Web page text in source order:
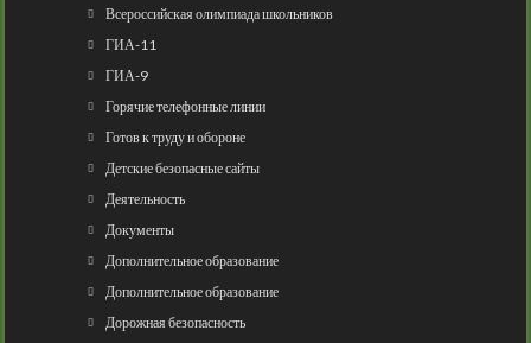
Всероссийская олимпиада школьников
ГИА-11
ГИА-9
Горячие телефонные линии
Готов к труду и обороне
Детские безопасные сайты
Деятельность
Документы
Дополнительное образование
Дополнительное образование
Дорожная безопасность